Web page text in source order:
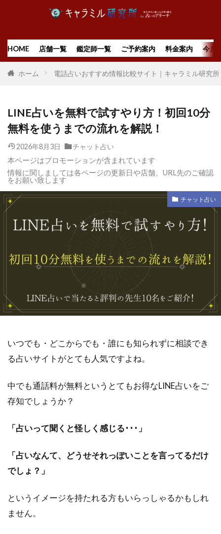
HOME 店舗一覧 鑑定師一覧 ご予約案内 料金案内 今月
ホーム 電話占いおすすめ情報比較サイト｜キャラミル研究所
LINE占いを無料で試すやり方！初回10分
無料を使うまでの流れを解説！
2026年8月3日 チャット占い
本ページはプロモーションが含まれています
情報に関しましては各ページの更新日や店舗、URL先のご確認
をお願い致します
チャット占い
いつでも・どこからでも・誰にも知られずに相談でき
る占いサイトがとても人気ですよね。
中でも通話料が無料というとてもお得なLINE占いをご
存知でしょうか？
「占いって聞くと怪しく感じる･･･」
「占いなんて、どうせそれっぽいことを言ってるだけ
でしょ？」
というイメージを持たれる方もいらっしゃるかもしれ
ません。